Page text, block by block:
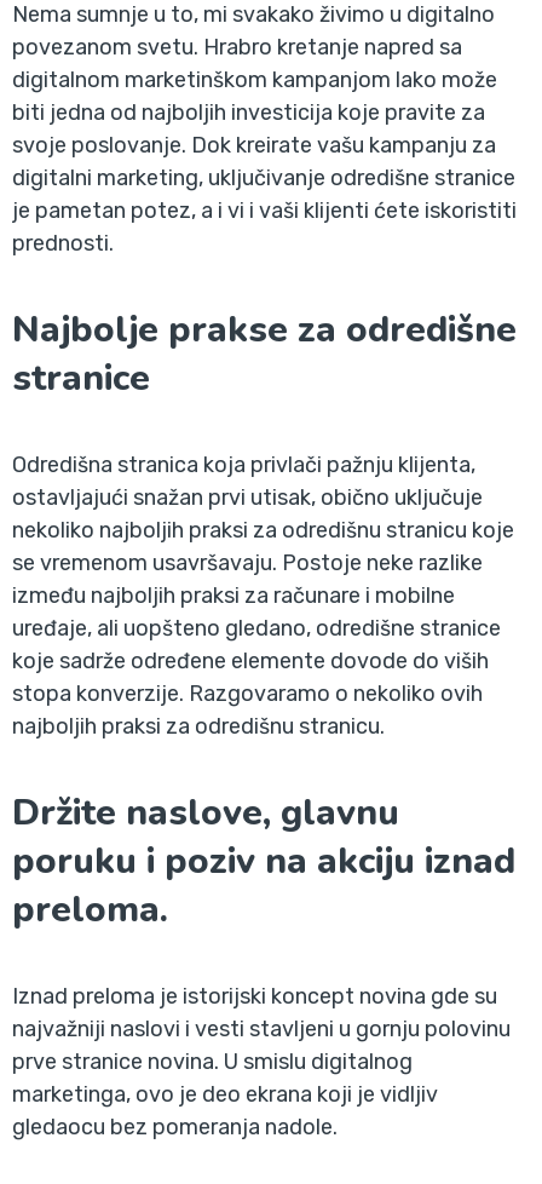
Nema sumnje u to, mi svakako živimo u digitalno
povezanom svetu. Hrabro kretanje napred sa
digitalnom marketinškom kampanjom lako može
biti jedna od najboljih investicija koje pravite za
svoje poslovanje. Dok kreirate vašu kampanju za
digitalni marketing, uključivanje odredišne stranice
je pametan potez, a i vi i vaši klijenti ćete iskoristiti
prednosti.
Najbolje prakse za odredišne
stranice
Odredišna stranica koja privlači pažnju klijenta,
ostavljajući snažan prvi utisak, obično uključuje
nekoliko najboljih praksi za odredišnu stranicu koje
se vremenom usavršavaju. Postoje neke razlike
između najboljih praksi za računare i mobilne
uređaje, ali uopšteno gledano, odredišne stranice
koje sadrže određene elemente dovode do viših
stopa konverzije. Razgovaramo o nekoliko ovih
najboljih praksi za odredišnu stranicu.
Držite naslove, glavnu
poruku i poziv na akciju iznad
preloma.
Iznad preloma je istorijski koncept novina gde su
najvažniji naslovi i vesti stavljeni u gornju polovinu
prve stranice novina. U smislu digitalnog
marketinga, ovo je deo ekrana koji je vidljiv
gledaocu bez pomeranja nadole.